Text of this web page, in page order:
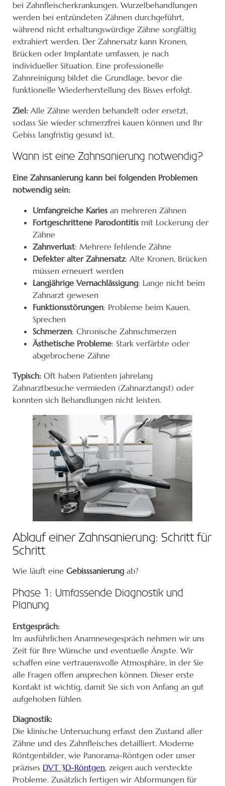
bei Zahnfleischerkrankungen. Wurzelbehandlungen
werden bei entzündeten Zähnen durchgeführt,
während nicht erhaltungswürdige Zähne sorgfältig
extrahiert werden. Der Zahnersatz kann Kronen,
Brücken oder Implantate umfassen, je nach
individueller Situation. Eine professionelle
Zahnreinigung bildet die Grundlage, bevor die
funktionelle Wiederherstellung des Bisses erfolgt.
Ziel: Alle Zähne werden behandelt oder ersetzt,
sodass Sie wieder schmerzfrei kauen können und Ihr
Gebiss langfristig gesund ist.
Wann ist eine Zahnsanierung notwendig?
Eine Zahnsanierung kann bei folgenden Problemen
notwendig sein:
Umfangreiche Karies an mehreren Zähnen
Fortgeschrittene Parodontitis mit Lockerung der
Zähne
Zahnverlust: Mehrere fehlende Zähne
Defekter alter Zahnersatz: Alte Kronen, Brücken
müssen erneuert werden
Langjährige Vernachlässigung: Lange nicht beim
Zahnarzt gewesen
Funktionsstörungen: Probleme beim Kauen,
Sprechen
Schmerzen: Chronische Zahnschmerzen
Ästhetische Probleme: Stark verfärbte oder
abgebrochene Zähne
Typisch: Oft haben Patienten jahrelang
Zahnarztbesuche vermieden (Zahnarztangst) oder
konnten sich Behandlungen nicht leisten.
Ablauf einer Zahnsanierung: Schritt für
Schritt
Wie läuft eineGebisssanierung ab?
Phase 1: Umfassende Diagnostik und
Planung
Erstgespräch:
Im ausführlichen Anamnesegespräch nehmen wir uns
Zeit für Ihre Wünsche und eventuelle Ängste. Wir
schaffen eine vertrauensvolle Atmosphäre, in der Sie
alle Fragen offen ansprechen können. Dieser erste
Kontakt ist wichtig, damit Sie sich von Anfang an gut
aufgehoben fühlen.
Diagnostik:
Die klinische Untersuchung erfasst den Zustand aller
Zähne und des Zahnfleisches detailliert. Moderne
Röntgenbilder, wie Panorama-Röntgen oder unser
präzises DVT 3D-Röntgen, zeigen auch versteckte
Probleme. Zusätzlich fertigen wir Abformungen für